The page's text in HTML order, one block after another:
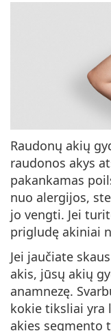
Raudonų akių
raudonos akys
pakankamas
nuo alergijos,
jo vengti. Jei
prigludę akiniai
Jei jaučiate
akis, jūsų akių
anamnezę.
kokie tiksliai yra
akies segmento